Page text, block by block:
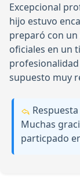
Excepcional
hijo estuvo
preparó con
oficiales en un
supuesto muy
Muchas
particpado